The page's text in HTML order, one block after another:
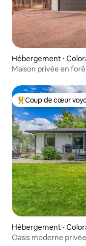
Hébergement ⋅
Maison privée en
Coups de cœur
Coup de cœur
Hébergement ⋅
Oasis moderne